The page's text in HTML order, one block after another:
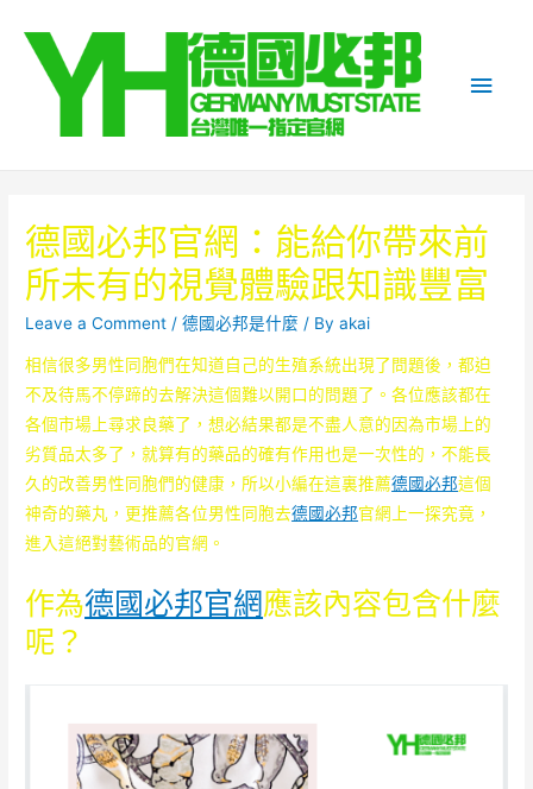
Main
德國必邦官網：能給你帶來前
所未有的視覺體驗跟知識豐富
Leave a Comment /德國必邦是什麼 / Byakai
相信很多男性同胞們在知道自己的生殖系統出現了問題後，都迫
不及待馬不停蹄的去解決這個難以開口的問題了。各位應該都在
各個市場上尋求良藥了，想必結果都是不盡人意的因為市場上的
劣質品太多了，就算有的藥品的確有作用也是一次性的，不能長
久的改善男性同胞們的健康，所以小編在這裏推薦德國必邦這個
神奇的藥丸，更推薦各位男性同胞去德國必邦官網上一探究竟，
進入這絕對藝術品的官網。
作為德國必邦官網應該內容包含什麼
呢？